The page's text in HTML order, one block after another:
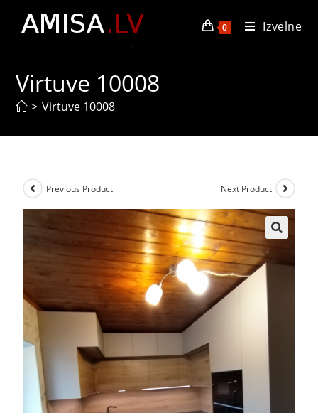
0 Izvēlne
Virtuve 10008
> Virtuve 10008
Previous Product Next Product